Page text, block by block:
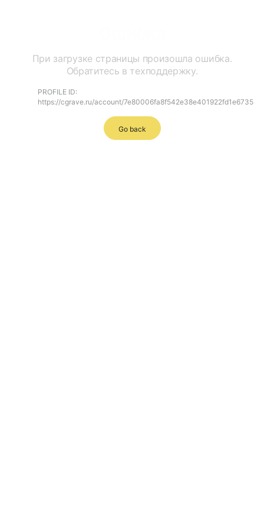
При загрузке страницы произошла ошибка.
Обратитесь в техподдержку.
PROFILE ID:
https://cgrave.ru/account/7e80006fa8f542e38e401922fd1e6735
Go back